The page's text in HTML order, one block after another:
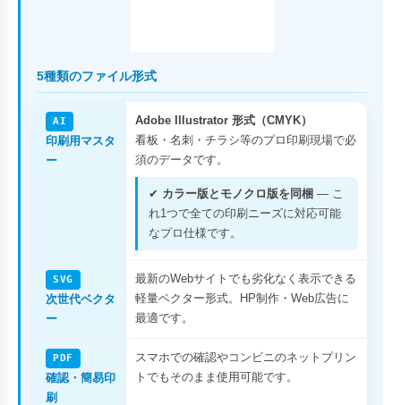
5種類のファイル形式
AI
印刷用マスタ
ー
Adobe Illustrator 形式（CMYK）
看板・名刺・チラシ等のプロ印刷現場で必
須のデータです。
✔ カラー版とモノクロ版を同梱 — こ
れ1つで全ての印刷ニーズに対応可能
なプロ仕様です。
SVG
次世代ベクタ
ー
最新のWebサイトでも劣化なく表示できる
軽量ベクター形式。HP制作・Web広告に
最適です。
PDF
確認・簡易印
刷
スマホでの確認やコンビニのネットプリン
トでもそのまま使用可能です。